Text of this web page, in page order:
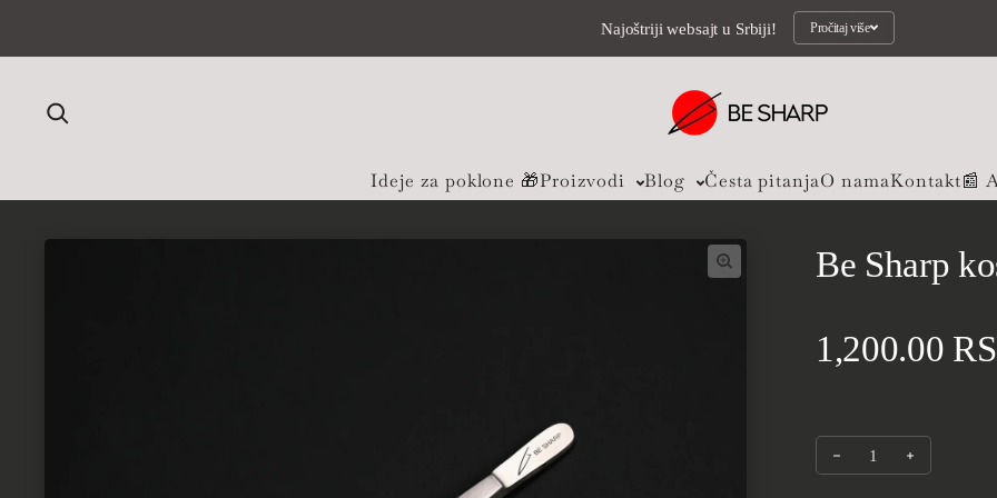
Najoštriji websajt u Srbiji! Pročitaj više
Ideje za poklone 🎁Proizvodi Blog Česta pitanjaO namaKontakt📰
Be Sharp
Standardna
1,200.00
Smanji količinu za Be